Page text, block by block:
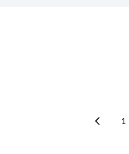
1